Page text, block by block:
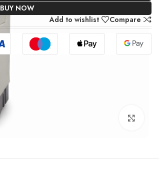
BUY NOW
Compare
Add to wishlist